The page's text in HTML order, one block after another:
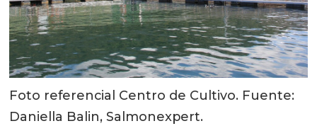
Foto referencial Centro de Cultivo. Fuente:
Daniella Balin, Salmonexpert.